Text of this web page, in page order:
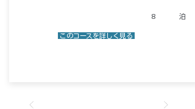
8 泊
​ このコースを詳しく見る